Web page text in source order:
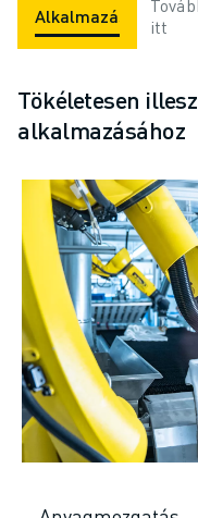
Alkalmazások
itt
Tökéletesen
alkalmazásához